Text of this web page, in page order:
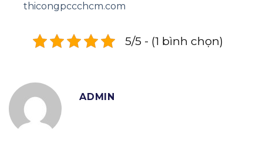
thicongpccchcm.com
5/5 - (1 bình chọn)
ADMIN